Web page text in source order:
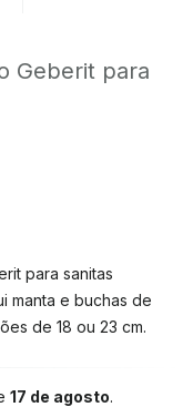
Geberit para
para sanitas
manta e buchas de
de 18 ou 23 cm.
17 de agosto.